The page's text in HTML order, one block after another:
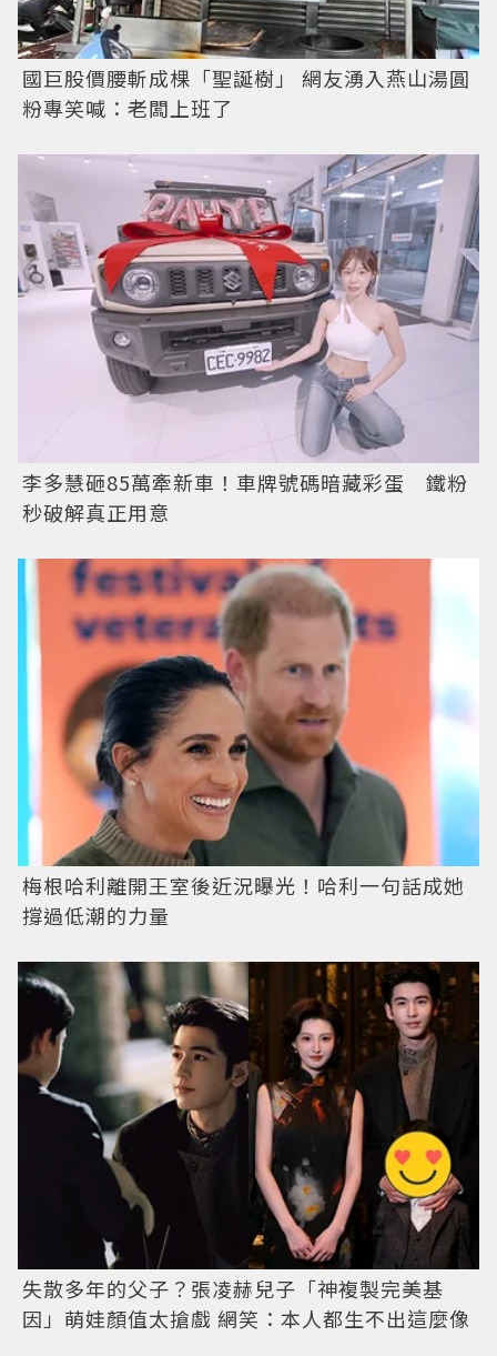
國巨股價腰斬成棵「聖誕樹」 網友湧入燕山湯圓
粉專笑喊：老闆上班了
李多慧砸85萬牽新車！車牌號碼暗藏彩蛋 鐵粉
秒破解真正用意
梅根哈利離開王室後近況曝光！哈利一句話成她
撐過低潮的力量
失散多年的父子？張凌赫兒子「神複製完美基
因」萌娃顏值太搶戲 網笑：本人都生不出這麼像